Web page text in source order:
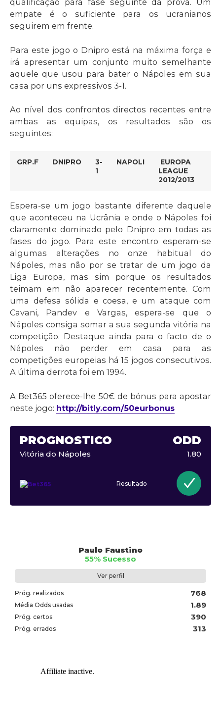
qualificação para fase seguinte da prova. Um
empate é o suficiente para os ucranianos
seguirem em frente.
Para este jogo o Dnipro está na máxima força e
irá apresentar um conjunto muito semelhante
aquele que usou para bater o Nápoles em sua
casa por uns expressivos 3-1.
Ao nível dos confrontos directos recentes entre
ambas as equipas, os resultados são os
seguintes:
GRP.F DNIPRO
3-
1
NAPOLI
EUROPA
LEAGUE
2012/2013
Espera-se um jogo bastante diferente daquele
que aconteceu na Ucrânia e onde o Nápoles foi
claramente dominado pelo Dnipro em todas as
fases do jogo. Para este encontro esperam-se
algumas alterações no onze habitual do
Nápoles, mas não por se tratar de um jogo da
Liga Europa, mas sim porque os resultados
teimam em não aparecer recentemente. Com
uma defesa sólida e coesa, e um ataque com
Cavani, Pandev e Vargas, espera-se que o
Nápoles consiga somar a sua segunda vitória na
competição. Destaque ainda para o facto de o
Nápoles não perder em casa para as
competições europeias há 15 jogos consecutivos.
A última derrota foi em 1994.
A Bet365 oferece-lhe 50€ de bónus para apostar
neste jogo: http://bitly.com/50eurbonus
PROGNÓSTICO ODD
Vitória do Nápoles 1.80
Resultado
Paulo Faustino
55% Sucesso
Ver perfil
Próg. realizados 768
Média Odds usadas 1.89
Próg. certos 390
Próg. errados 313